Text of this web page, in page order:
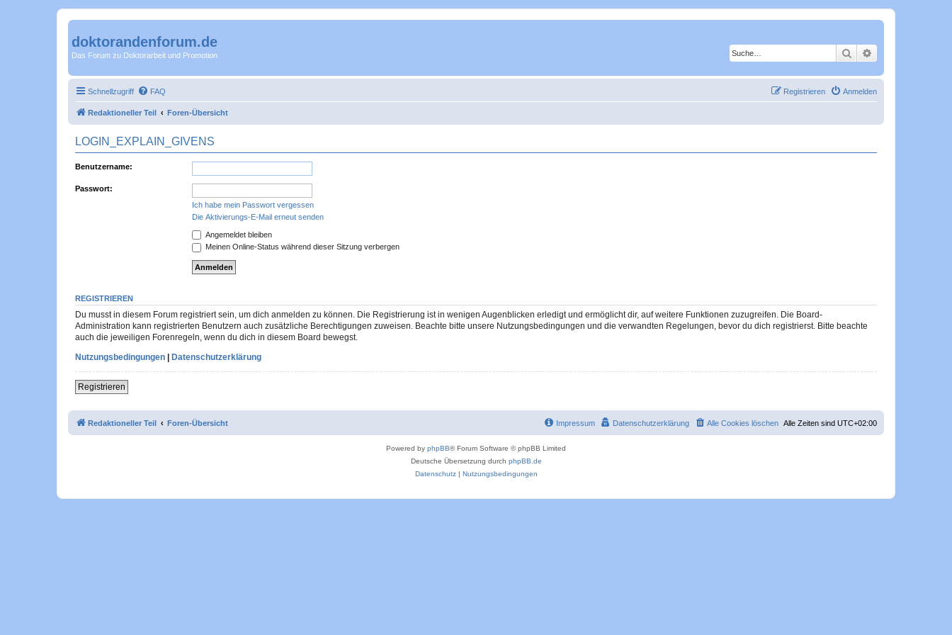
doktorandenforum.de
Das Forum zu Doktorarbeit und Promotion Suche
Schnellzugriff FAQ Anmelden
Registrieren
Redaktioneller Teil Foren-Übersicht
LOGIN_EXPLAIN_GIVENS
Benutzername:
Passwort:
Ich habe mein Passwort vergessen
Die Aktivierungs-E-Mail erneut senden
Angemeldet bleiben
Meinen Online-Status während dieser Sitzung verbergen
REGISTRIEREN
Du musst in diesem Forum registriert sein, um dich anmelden zu können. Die Registrierung ist in wenigen Augenblicken erledigt und ermöglicht dir, auf weitere Funktionen zuzugreifen. Die Board-
Administration kann registrierten Benutzern auch zusätzliche Berechtigungen zuweisen. Beachte bitte unsere Nutzungsbedingungen und die verwandten Regelungen, bevor du dich registrierst. Bitte beachte
auch die jeweiligen Forenregeln, wenn du dich in diesem Board bewegst.
Nutzungsbedingungen
Datenschutzerklärung
Registrieren
Redaktioneller Teil Foren-Übersicht Alle Zeiten sind UTC+02:00
Alle Cookies löschen
Datenschutzerklärung
Impressum
Powered by phpBB® Forum Software © phpBB Limited
Deutsche Übersetzung durch phpBB.de
Datenschutz| Nutzungsbedingungen